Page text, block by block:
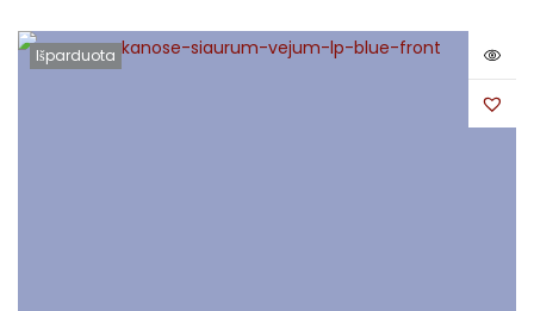
Išparduota